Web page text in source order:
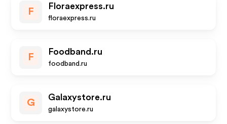
F
Floraexpress.ru
floraexpress.ru
F
Foodband.ru
foodband.ru
G
Galaxystore.ru
galaxystore.ru